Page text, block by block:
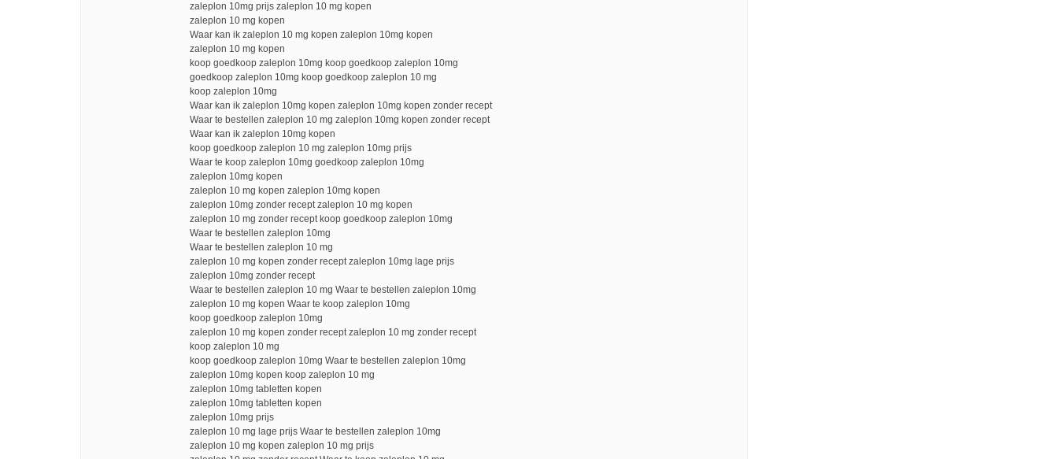
zaleplon 10mg prijs zaleplon 10 mg kopen
zaleplon 10 mg kopen
Waar kan ik zaleplon 10 mg kopen zaleplon 10mg kopen
zaleplon 10 mg kopen
koop goedkoop zaleplon 10mg koop goedkoop zaleplon 10mg
goedkoop zaleplon 10mg koop goedkoop zaleplon 10 mg
koop zaleplon 10mg
Waar kan ik zaleplon 10mg kopen zaleplon 10mg kopen zonder recept
Waar te bestellen zaleplon 10 mg zaleplon 10mg kopen zonder recept
Waar kan ik zaleplon 10mg kopen
koop goedkoop zaleplon 10 mg zaleplon 10mg prijs
Waar te koop zaleplon 10mg goedkoop zaleplon 10mg
zaleplon 10mg kopen
zaleplon 10 mg kopen zaleplon 10mg kopen
zaleplon 10mg zonder recept zaleplon 10 mg kopen
zaleplon 10 mg zonder recept koop goedkoop zaleplon 10mg
Waar te bestellen zaleplon 10mg
Waar te bestellen zaleplon 10 mg
zaleplon 10 mg kopen zonder recept zaleplon 10mg lage prijs
zaleplon 10mg zonder recept
Waar te bestellen zaleplon 10 mg Waar te bestellen zaleplon 10mg
zaleplon 10 mg kopen Waar te koop zaleplon 10mg
koop goedkoop zaleplon 10mg
zaleplon 10 mg kopen zonder recept zaleplon 10 mg zonder recept
koop zaleplon 10 mg
koop goedkoop zaleplon 10mg Waar te bestellen zaleplon 10mg
zaleplon 10mg kopen koop zaleplon 10 mg
zaleplon 10mg tabletten kopen
zaleplon 10mg tabletten kopen
zaleplon 10mg prijs
zaleplon 10 mg lage prijs Waar te bestellen zaleplon 10mg
zaleplon 10 mg kopen zaleplon 10 mg prijs